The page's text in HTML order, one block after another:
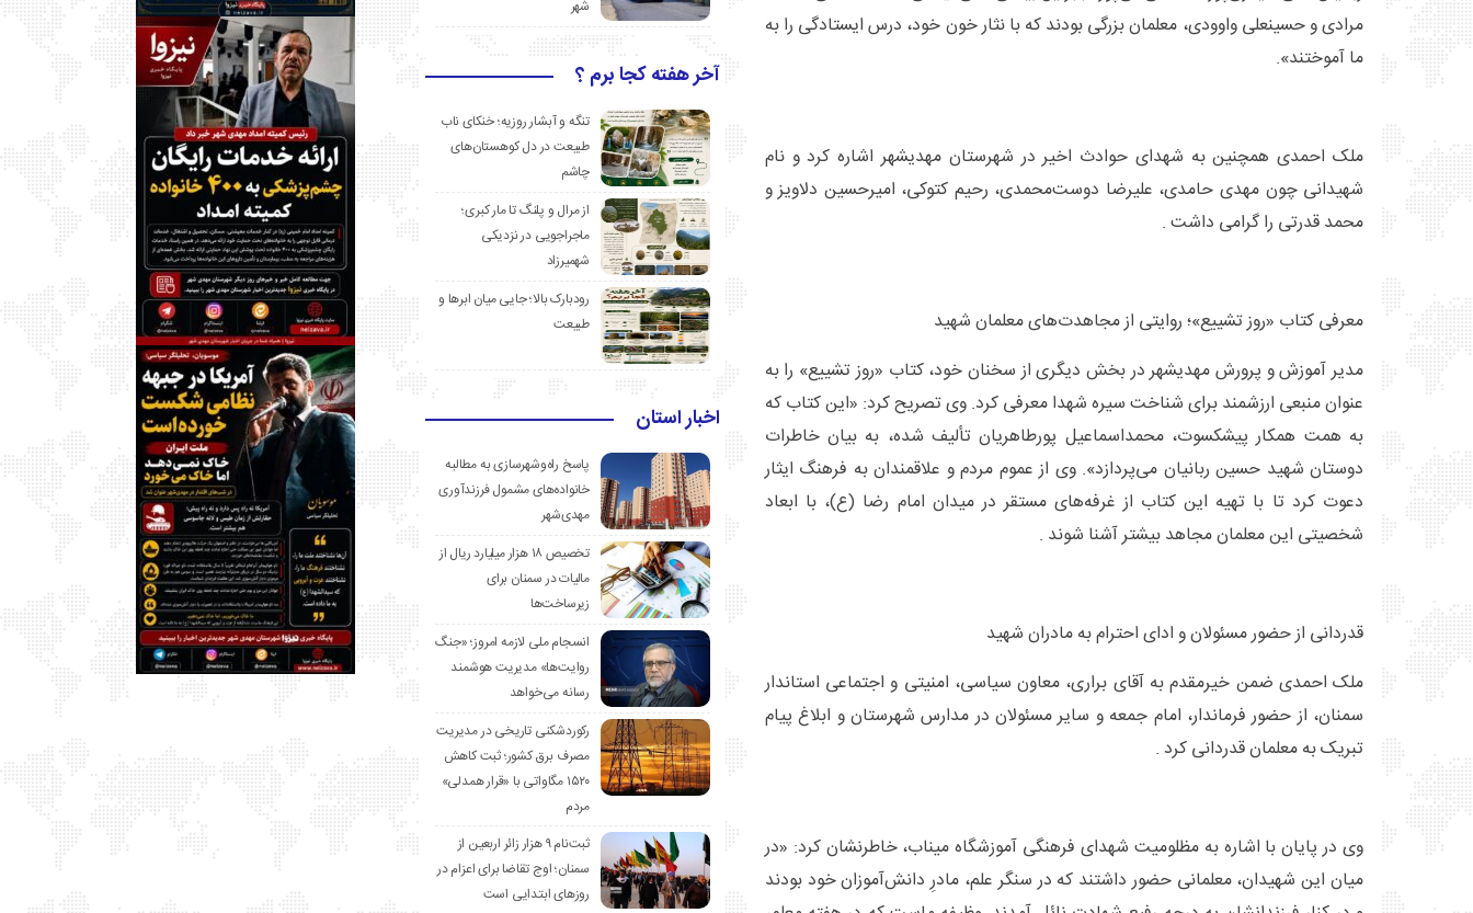
مرادی و حسینعلی واوودی، معلمان بزرگی بودند که با نثار خون خود، درس ایستادگی را به
ما آموختند».
ملک احمدی همچنین به شهدای حوادث اخیر در شهرستان مهدیشهر اشاره کرد و نام
شهیدانی چون مهدی حامدی، علیرضا دوست‌محمدی، رحیم کتوکی، امیرحسین دلاویز و
محمد قدرتی را گرامی داشت .
معرفی کتاب «روز تشییع»؛ روایتی از مجاهدت‌های معلمان شهید
مدیر آموزش و پرورش مهدیشهر در بخش دیگری از سخنان خود، کتاب «روز تشییع» را به
عنوان منبعی ارزشمند برای شناخت سیره شهدا معرفی کرد. وی تصریح کرد: «این کتاب که
به همت همکار پیشکسوت، محمداسماعیل پورطاهریان تألیف شده، به بیان خاطرات
دوستان شهید حسین ربانیان می‌پردازد». وی از عموم مردم و علاقمندان به فرهنگ ایثار
دعوت کرد تا با تهیه این کتاب از غرفه‌های مستقر در میدان امام رضا (ع)، با ابعاد
شخصیتی این معلمان مجاهد بیشتر آشنا شوند .
قدردانی از حضور مسئولان و ادای احترام به مادران شهید
ملک احمدی ضمن خیرمقدم به آقای براری، معاون سیاسی، امنیتی و اجتماعی استاندار
سمنان، از حضور فرماندار، امام جمعه و سایر مسئولان در مدارس شهرستان و ابلاغ پیام
تبریک به معلمان قدردانی کرد .
وی در پایان با اشاره به مظلومیت شهدای فرهنگی آموزشگاه میناب، خاطرنشان کرد: «در
میان این شهیدان، معلمانی حضور داشتند که در سنگر علم، مادرِ دانش‌آموزان خود بودند
شهر
آخر هفته کجا برم ؟
تنگه و آبشار روزیه؛ خنکای ناب
طبیعت در دل کوهستان‌های
چاشم
از مرال و پلنگ تا مار کبری؛
ماجراجویی در نزدیکی
شهمیرزاد
رودبارک بالا؛ جایی میان ابرها و
طبیعت
اخبار استان
پاسخ راه‌وشهرسازی به مطالبه
خانواده‌های مشمول فرزندآوری
مهدی‌شهر
تخصیص ۱۸ هزار میلیارد ریال از
مالیات در سمنان برای
زیرساخت‌ها
انسجام ملی لازمه امروز؛ «جنگ
روایت‌ها» مدیریت هوشمند
رسانه می‌خواهد
رکوردشکنی تاریخی در مدیریت
مصرف برق کشور؛ ثبت کاهش
۱۵۲۰ مگاواتی با «قرار همدلی»
مردم
ثبت‌نام ۹ هزار زائر اربعین از
سمنان؛ اوج تقاضا برای اعزام در
روزهای ابتدایی است